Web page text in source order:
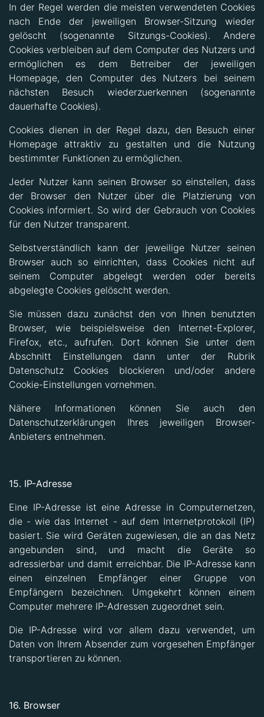
In der Regel werden die meisten verwendeten Cookies
nach Ende der jeweiligen Browser-Sitzung wieder
gelöscht (sogenannte Sitzungs-Cookies). Andere
Cookies verbleiben auf dem Computer des Nutzers und
ermöglichen es dem Betreiber der jeweiligen
Homepage, den Computer des Nutzers bei seinem
nächsten Besuch wiederzuerkennen (sogenannte
dauerhafte Cookies).
Cookies dienen in der Regel dazu, den Besuch einer
Homepage attraktiv zu gestalten und die Nutzung
bestimmter Funktionen zu ermöglichen.
Jeder Nutzer kann seinen Browser so einstellen, dass
der Browser den Nutzer über die Platzierung von
Cookies informiert. So wird der Gebrauch von Cookies
für den Nutzer transparent.
Selbstverständlich kann der jeweilige Nutzer seinen
Browser auch so einrichten, dass Cookies nicht auf
seinem Computer abgelegt werden oder bereits
abgelegte Cookies gelöscht werden.
Sie müssen dazu zunächst den von Ihnen benutzten
Browser, wie beispielsweise den Internet-Explorer,
Firefox, etc., aufrufen. Dort können Sie unter dem
Abschnitt Einstellungen dann unter der Rubrik
Datenschutz Cookies blockieren und/oder andere
Cookie-Einstellungen vornehmen.
Nähere Informationen können Sie auch den
Datenschutzerklärungen Ihres jeweiligen Browser-
Anbieters entnehmen.
15. IP-Adresse
Eine IP-Adresse ist eine Adresse in Computernetzen,
die - wie das Internet - auf dem Internetprotokoll (IP)
basiert. Sie wird Geräten zugewiesen, die an das Netz
angebunden sind, und macht die Geräte so
adressierbar und damit erreichbar. Die IP-Adresse kann
einen einzelnen Empfänger einer Gruppe von
Empfängern bezeichnen. Umgekehrt können einem
Computer mehrere IP-Adressen zugeordnet sein.
Die IP-Adresse wird vor allem dazu verwendet, um
Daten von Ihrem Absender zum vorgesehen Empfänger
transportieren zu können.
16. Browser